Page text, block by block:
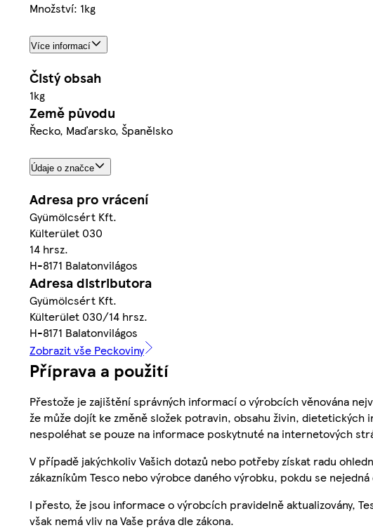
Množství: 1kg
Více informací
Čistý obsah
1kg
Země původu
Řecko, Maďarsko, Španělsko
Údaje o značce
Adresa pro vrácení
Gyümölcsért Kft.
Külterület 030
14 hrsz.
H-8171 Balatonvilágos
Adresa distributora
Gyümölcsért Kft.
Külterület 030/14 hrsz.
H-8171 Balatonvilágos
Zobrazit vše Peckoviny
Příprava a použití
Přestože je zajištění správných informací o výrobcích věnována
že může dojít ke změně složek potravin, obsahu živin,
nespoléhat se pouze na informace poskytnuté na internetových
V případě jakýchkoliv Vašich dotazů nebo potřeby získat radu
zákazníkům Tesco nebo výrobce daného výrobku, pokdu se nejedná
I přesto, že jsou informace o výrobcích pravidelně aktualizovány,
však nemá vliv na Vaše práva dle zákona.